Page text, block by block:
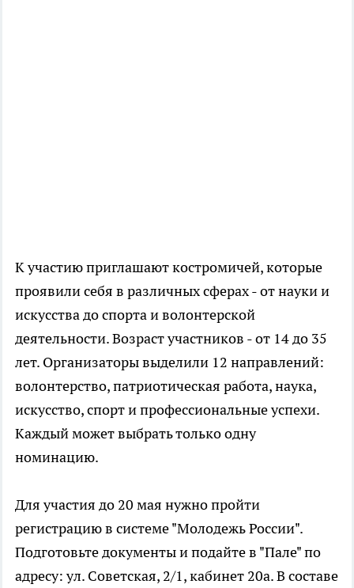
К участию приглашают костромичей, которые
проявили себя в различных сферах - от науки и
искусства до спорта и волонтерской
деятельности. Возраст участников - от 14 до 35
лет. Организаторы выделили 12 направлений:
волонтерство, патриотическая работа, наука,
искусство, спорт и профессиональные успехи.
Каждый может выбрать только одну
номинацию.
Для участия до 20 мая нужно пройти
регистрацию в системе "Молодежь России".
Подготовьте документы и подайте в "Пале" по
адресу: ул. Советская, 2/1, кабинет 20а. В составе